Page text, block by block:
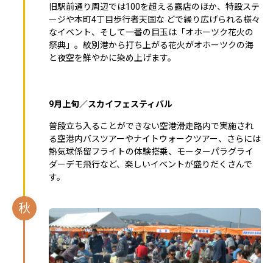
旧駅前通り周辺では100を超える露店のほか、特設ステ
ージや本町4丁目歩行者天国な どで繰り広げられる様々
なイベント、そして一番の目玉は「オホーツク花火の
祭典」。紋別港から打ち上がる花火がオホーツクの海
と夜空を鮮やかに染め上げます。
9月上旬／スカイフェスティバル
普段立ち入ることができない空港滑走路内で実施され
る空港内バスツアーやナイトウォークツアー、さらには
熱気球係留フライトの体験搭乗、モーターパラグライ
ダーデモ飛行など、楽しいイベントが盛りだくさんで
す。
秋